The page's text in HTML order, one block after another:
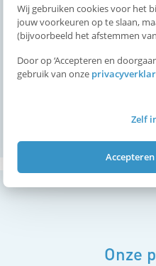
Wij gebruiken cookies voor het
jouw voorkeuren op te slaan,
(bijvoorbeeld het afstemmen
Door op ‘Accepteren en
gebruik van onze
Zelf
Bekijk
Onze